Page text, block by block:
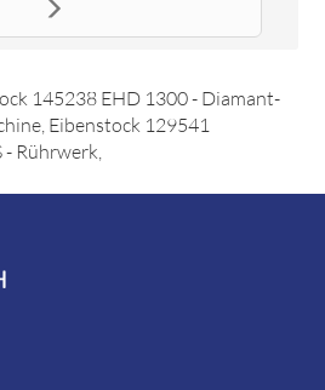
6,3x10x18
6,3x10x18" online bestellen.
145238 EHD 1300 - Diamant-
Eibenstock 129541
Rührwerk,